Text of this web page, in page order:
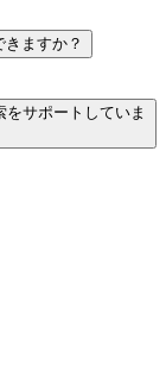
ドの増大、限定
クロード間の競
アプローチを取り
ーキテクチャは
化し、クラウド
貫した効率的な
タに対する深
ためのLuceneス
ィスタックを形
プロイメントか
ルタイムパフォ
ルします。
、あらゆるワイ
スキーマ
使用可能です。
とClickHouseが
すが、それに限
スである
視化にタイムス
自のデータ形式
イドイベントパ
、データはすぐ
ますか？
ティプラットフ
ーディナリティ
・保存し、デー
深いリアルタイ
サポートしていま
ックスをサポー
ルタを有効にし
ルの構文を受
スを活用して高
字列検索に依存
なパフォーマン
て構築されてい
Apache 2.0ライ
どこにでも
ープンソースコ
バーヘッドなし
ング、アップグ